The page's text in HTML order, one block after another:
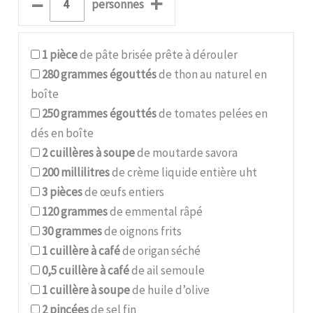
personnes
1piècede pâte brisée prête à dérouler
280grammes égouttésde thon au naturel en
boîte
250grammes égouttésde tomates pelées en
dés en boîte
2cuillères à soupede moutarde savora
200millilitresde crème liquide entière uht
3piècesde œufs entiers
120grammesde emmental râpé
30grammesde oignons frits
1cuillère à caféde origan séché
0,5cuillère à caféde ail semoule
1cuillère à soupede huile d’olive
2pincéesde sel fin